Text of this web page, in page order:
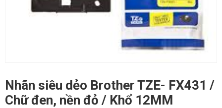
Nhãn siêu dẻo Brother TZE- FX431 /
Chữ đen, nền đỏ / Khổ 12MM